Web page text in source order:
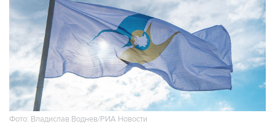
Фото: Владислав Воднев/РИА Новости